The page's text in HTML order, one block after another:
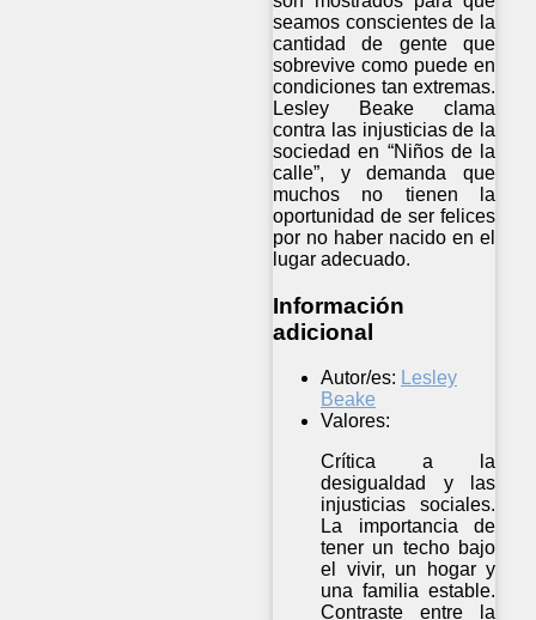
seamos conscientes de la
cantidad de gente que
sobrevive como puede en
condiciones tan extremas.
Lesley Beake clama
contra las injusticias de la
sociedad en “Niños de la
calle”, y demanda que
muchos no tienen la
oportunidad de ser felices
por no haber nacido en el
lugar adecuado.
Información
adicional
Autor/es: Lesley
Beake
Valores:
Crítica a la
desigualdad y las
injusticias sociales.
La importancia de
tener un techo bajo
el vivir, un hogar y
una familia estable.
Contraste entre la